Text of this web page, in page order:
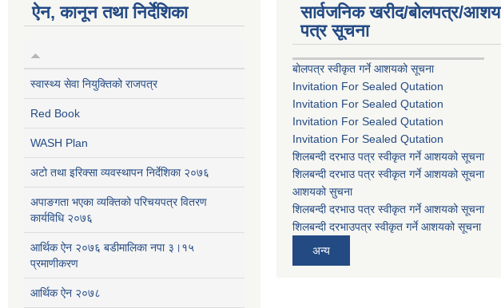
ऐन, कानून तथा निर्देशिका
स्वास्थ्य सेवा नियुक्तिको राजपत्र
Red Book
WASH Plan
अटो तथा इरिक्सा व्यवस्थापन निर्देशिका २०७६
अपाङगता भएका व्यक्तिको परिचयपत्र वितरण
कार्यविधि २०७६
आर्थिक ऐन २०७६ बडीमालिका नपा ३।१५
प्रमाणीकरण
आर्थिक ऐन २०७८
सार्वजनिक खरीद/बोलपत्र/आशय
पत्र सूचना
बोलपत्र स्वीकृत गर्ने आशयको सूचना
Invitation For Sealed Qutation
Invitation For Sealed Qutation
Invitation For Sealed Qutation
Invitation For Sealed Qutation
शिलबन्दी दरभाउ पत्र स्वीकृत गर्ने आशयको सूचना
शिलबन्दी दरभाउ पत्र स्वीकृत गर्ने आशयको सूचना
आशयको सुचना
शिलबन्दी दरभाउ पत्र स्वीकृत गर्ने आशयको सूचना
शिलबन्दी दरभाउपत्र स्वीकृत गर्ने आशयको सूचना
अन्य